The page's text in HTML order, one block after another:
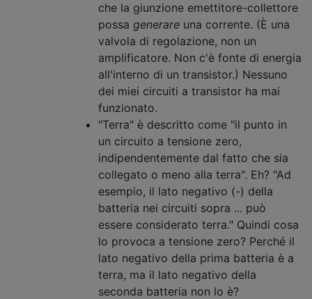
che la giunzione emettitore-collettore
possa generare una corrente. (È una
valvola di regolazione, non un
amplificatore. Non c'è fonte di energia
all'interno di un transistor.) Nessuno
dei miei circuiti a transistor ha mai
funzionato.
"Terra" è descritto come "il punto in
un circuito a tensione zero,
indipendentemente dal fatto che sia
collegato o meno alla terra". Eh? "Ad
esempio, il lato negativo (-) della
batteria nei circuiti sopra ... può
essere considerato terra." Quindi cosa
lo provoca a tensione zero? Perché il
lato negativo della prima batteria è a
terra, ma il lato negativo della
seconda batteria non lo è?